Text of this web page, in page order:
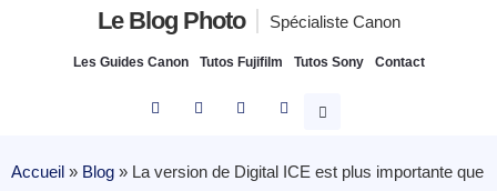
Le Blog Photo Spécialiste Canon
Les Guides Canon Tutos Fujifilm Tutos Sony Contact
Accueil » Blog » La version de Digital ICE est plus importante que